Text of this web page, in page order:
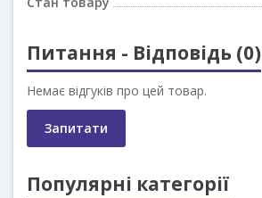
Питання - Відповідь (0)
Немає відгуків про цей товар.
Запитати
Популярні категорії